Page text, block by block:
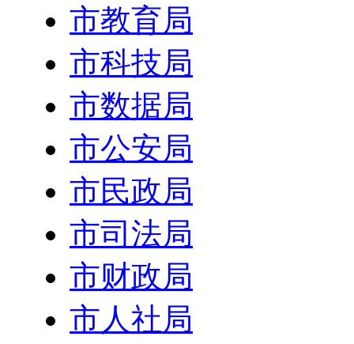
市教育局
市科技局
市数据局
市公安局
市民政局
市司法局
市财政局
市人社局